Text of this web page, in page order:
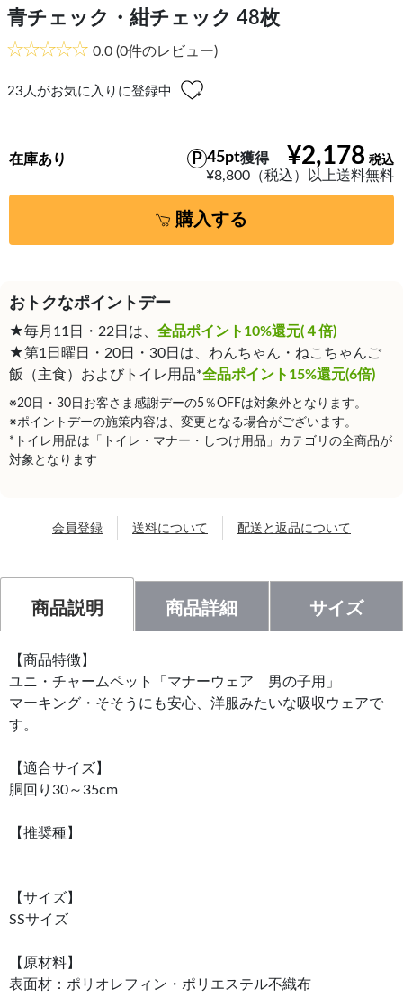
青チェック・紺チェック 48枚
0.0 (0件のレビュー)
23 人がお気に入りに登録中
¥2,178
45pt獲得
¥8,800（税込）以上送料無料
在庫あり
購入する
おトクなポイントデー
★毎月11日・22日は、 全品ポイント10%還元(４倍)
★第1日曜日・20日・30日は、わんちゃん・ねこちゃんご
飯（主食）およびトイレ用品*全品ポイント15%還元(6倍)
※20日・30日お客さま感謝デーの5％OFFは対象外となります。
※ポイントデーの施策内容は、変更となる場合がございます。
*トイレ用品は「トイレ・マナー・しつけ用品」カテゴリの全商品が
対象となります
会員登録 送料について 配送と返品について
商品説明 商品詳細 サイズ
【商品特徴】
ユニ・チャームペット「マナーウェア 男の子用」
マーキング・そそうにも安心、洋服みたいな吸収ウェアで
す。
【適合サイズ】
胴回り30～35cm
【推奨種】
【サイズ】
SSサイズ
【原材料】
表面材：ポリオレフィン・ポリエステル不織布